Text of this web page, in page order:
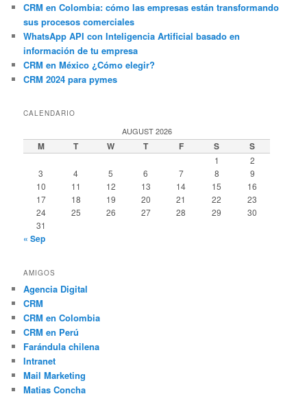
CRM en Colombia: cómo las empresas están transformando
sus procesos comerciales
WhatsApp API con Inteligencia Artificial basado en
información de tu empresa
CRM en México ¿Cómo elegir?
CRM 2024 para pymes
CALENDARIO
AUGUST 2026
M T W T F S S
1
2
3
4 5 6 7 8
9
10
11 12 13 14 15
16
17
18 19 20 21 22
23
24
25 26 27 28 29
30
31
« Sep
AMIGOS
Agencia Digital
CRM
CRM en Colombia
CRM en Perú
Farándula chilena
Intranet
Mail Marketing
Matias Concha